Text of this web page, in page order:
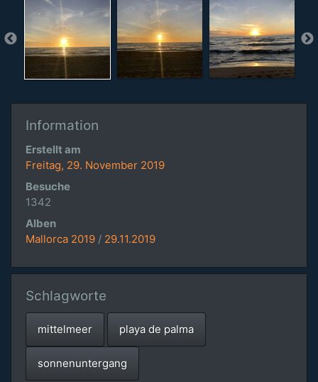
Information
Erstellt am
Freitag, 29. November 2019
Besuche
1342
Alben
Mallorca 2019 / 29.11.2019
Schlagworte
mittelmeer playa de palma
sonnenuntergang